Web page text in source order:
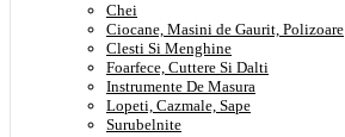
Chei
Ciocane, Masini de Gaurit, Polizoare
Clesti Si Menghine
Foarfece, Cuttere Si Dalti
Instrumente De Masura
Lopeti, Cazmale, Sape
Surubelnite